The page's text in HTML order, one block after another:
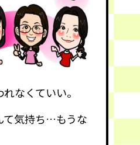
なくていい。
て気持ち…もうな